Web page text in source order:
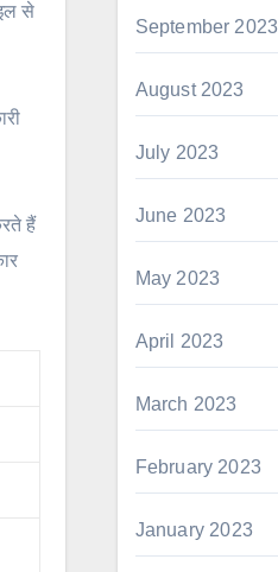
से
हैं
September 2023
August 2023
July 2023
June 2023
May 2023
April 2023
March 2023
February 2023
January 2023